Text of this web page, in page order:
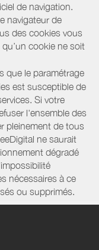
de navigation.
navigateur de
des cookies vous
cookie ne soit
que le paramétrage
est susceptible de
Si votre
l'ensemble des
pleinement de tous
ne saurait
dégradé
nécessaires à ce
ou supprimés.